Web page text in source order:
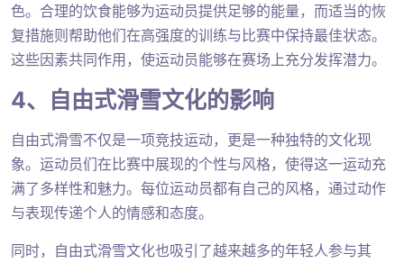
色。合理的饮食能够为运动员提供足够的能量，而适当的恢
复措施则帮助他们在高强度的训练与比赛中保持最佳状态。
这些因素共同作用，使运动员能够在赛场上充分发挥潜力。
4、自由式滑雪文化的影响
自由式滑雪不仅是一项竞技运动，更是一种独特的文化现
象。运动员们在比赛中展现的个性与风格，使得这一运动充
满了多样性和魅力。每位运动员都有自己的风格，通过动作
与表现传递个人的情感和态度。
同时，自由式滑雪文化也吸引了越来越多的年轻人参与其